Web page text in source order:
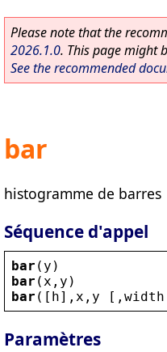
Please note that the
2026.1.0. This page might
See the recommended
bar
histogramme de barres
Séquence d'appel
bar ( y )
bar ( x , y )
bar ([ h], x , y [, width
Paramètres